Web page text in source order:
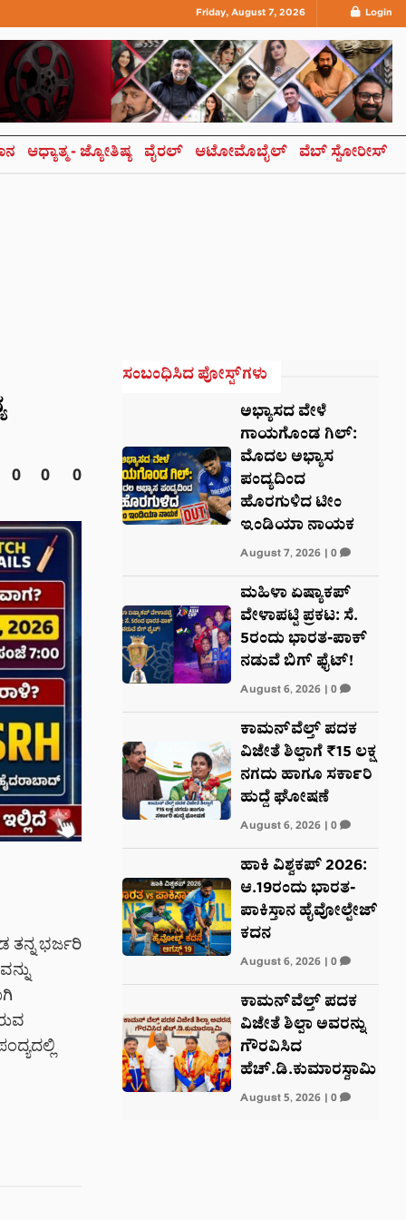
Friday, August 7, 2026 Login
ಆಧ್ಯಾತ್ಮ- ಜ್ಯೋತಿಷ್ಯ ವೈರಲ್ ಆಟೋಮೊಬೈಲ್ ವೆಬ್ ಸ್ಟೋರೀಸ್
0 0 0
ತನ್ನ ಭರ್ಜರಿ
ಸಂಬಂಧಿಸಿದ ಪೋಸ್ಟ್‌ಗಳು
ಅಭ್ಯಾಸದ ವೇಳೆ
ಗಾಯಗೊಂಡ ಗಿಲ್:
ಮೊದಲ ಅಭ್ಯಾಸ
ಪಂದ್ಯದಿಂದ
ಹೊರಗುಳಿದ ಟೀಂ
ಇಂಡಿಯಾ ನಾಯಕ
August 7, 2026| 0
ಮಹಿಳಾ ಏಷ್ಯಾಕಪ್
ವೇಳಾಪಟ್ಟಿ ಪ್ರಕಟ: ಸೆ.
5ರಂದು ಭಾರತ-ಪಾಕ್‌
ನಡುವೆ ಬಿಗ್ ಫೈಟ್!
August 6, 2026| 0
ಕಾಮನ್‌ವೆಲ್ತ್ ಪದಕ
ವಿಜೇತೆ ಶಿಲ್ಪಾಗೆ ₹15 ಲಕ್ಷ
ನಗದು ಹಾಗೂ ಸರ್ಕಾರಿ
ಹುದ್ದೆ ಘೋಷಣೆ
August 6, 2026| 0
ಹಾಕಿ ವಿಶ್ವಕಪ್ 2026:
ಆ.19ರಂದು ಭಾರತ-
ಪಾಕಿಸ್ತಾನ ಹೈವೋಲ್ಟೇಜ್
ಕದನ
August 6, 2026| 0
ಕಾಮನ್‌ವೆಲ್ತ್ ಪದಕ
ವಿಜೇತೆ ಶಿಲ್ಪಾ ಅವರನ್ನು
ಗೌರವಿಸಿದ
ಹೆಚ್.ಡಿ.ಕುಮಾರಸ್ವಾಮಿ
August 5, 2026| 0